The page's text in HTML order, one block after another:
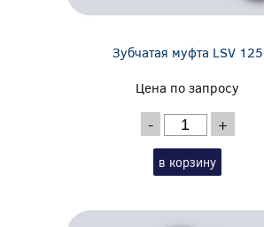
Зубчатая муфта LSV 125
Цена по запросу
- +
в корзину